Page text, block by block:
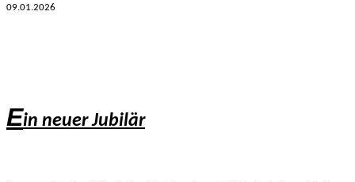
09.01.2026
Ein neuer Jubilär